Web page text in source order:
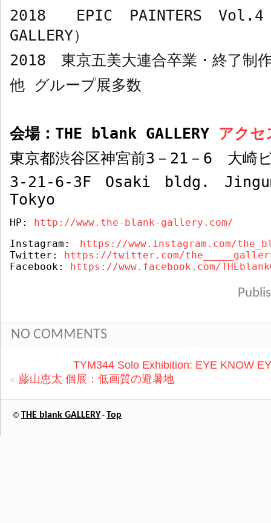
2018
EPIC PAINTERS
GALLERY）
2018 東京五美大連合卒業・終了制
他 グループ展多数
会場： THE blank GALLERY アク
東京都渋谷区神宮前3 － 21 － 6 大崎
3-21-6-3F Osaki bldg.
Tokyo
HP:
http://www.the-blank-gallery.com/
Instagram:
https://www.instagram.com/
Twitter:
https://twitter.com/
Facebook:
https://www.facebook.com/
NO COMMENTS
TYM344 Solo Exhibition: EYE KNOW
« 藤山恵太 個展：低画質の避暑地
© THE blank GALLERY - Top